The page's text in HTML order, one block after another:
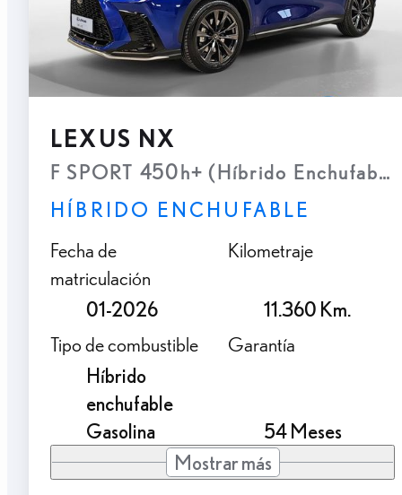
LEXUS NX
F SPORT 450h+ (Híbrido
HÍBRIDO ENCHUFABLE
Fecha de
matriculación
01-2026
Kilometraje
11.360 Km.
Tipo de combustible
Híbrido
enchufable
Gasolina
Garantía
54 Meses
Mostrar más